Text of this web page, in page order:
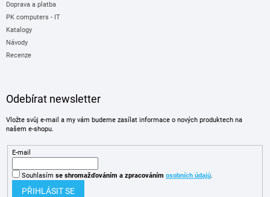
Doprava a platba
PK computers - IT
Katalogy
Návody
Recenze
Odebírat newsletter
Vložte svůj e-mail a my vám budeme zasílat informace o nových produktech na
našem e-shopu.
E-mail
Souhlasím se shromažďováním a zpracováním osobních údajů.
PŘIHLÁSIT SE